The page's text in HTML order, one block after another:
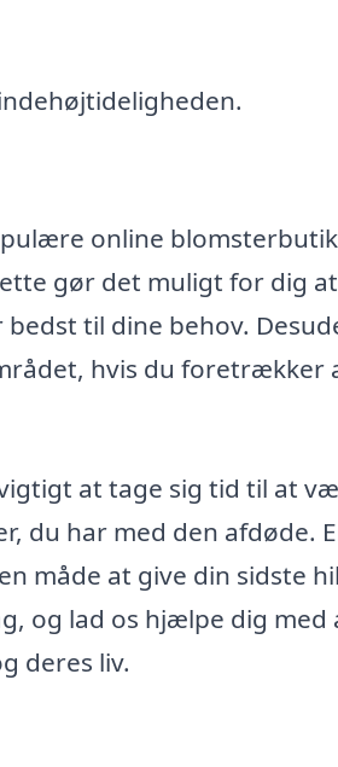
online
gør det muligt for dig at
til dine behov.
hvis du foretrækker
at tage sig tid til at
du har med den afdøde.
måde at give din sidste
og lad os hjælpe dig med
deres liv.